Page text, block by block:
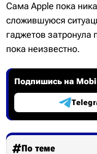
Сама Apple пока
сложившуюся
гаджетов затронула
пока неизвестно.
Подпишись на
По теме